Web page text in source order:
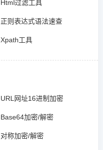
Html过滤工具
正则表达式语法速查
Xpath工具
URL网址16进制加密
Base64加密/解密
对称加密/解密